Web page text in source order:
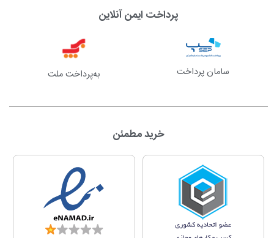
پرداخت ایمن آنلاین
سامان پرداخت به‌پرداخت ملت
خرید مطمئن